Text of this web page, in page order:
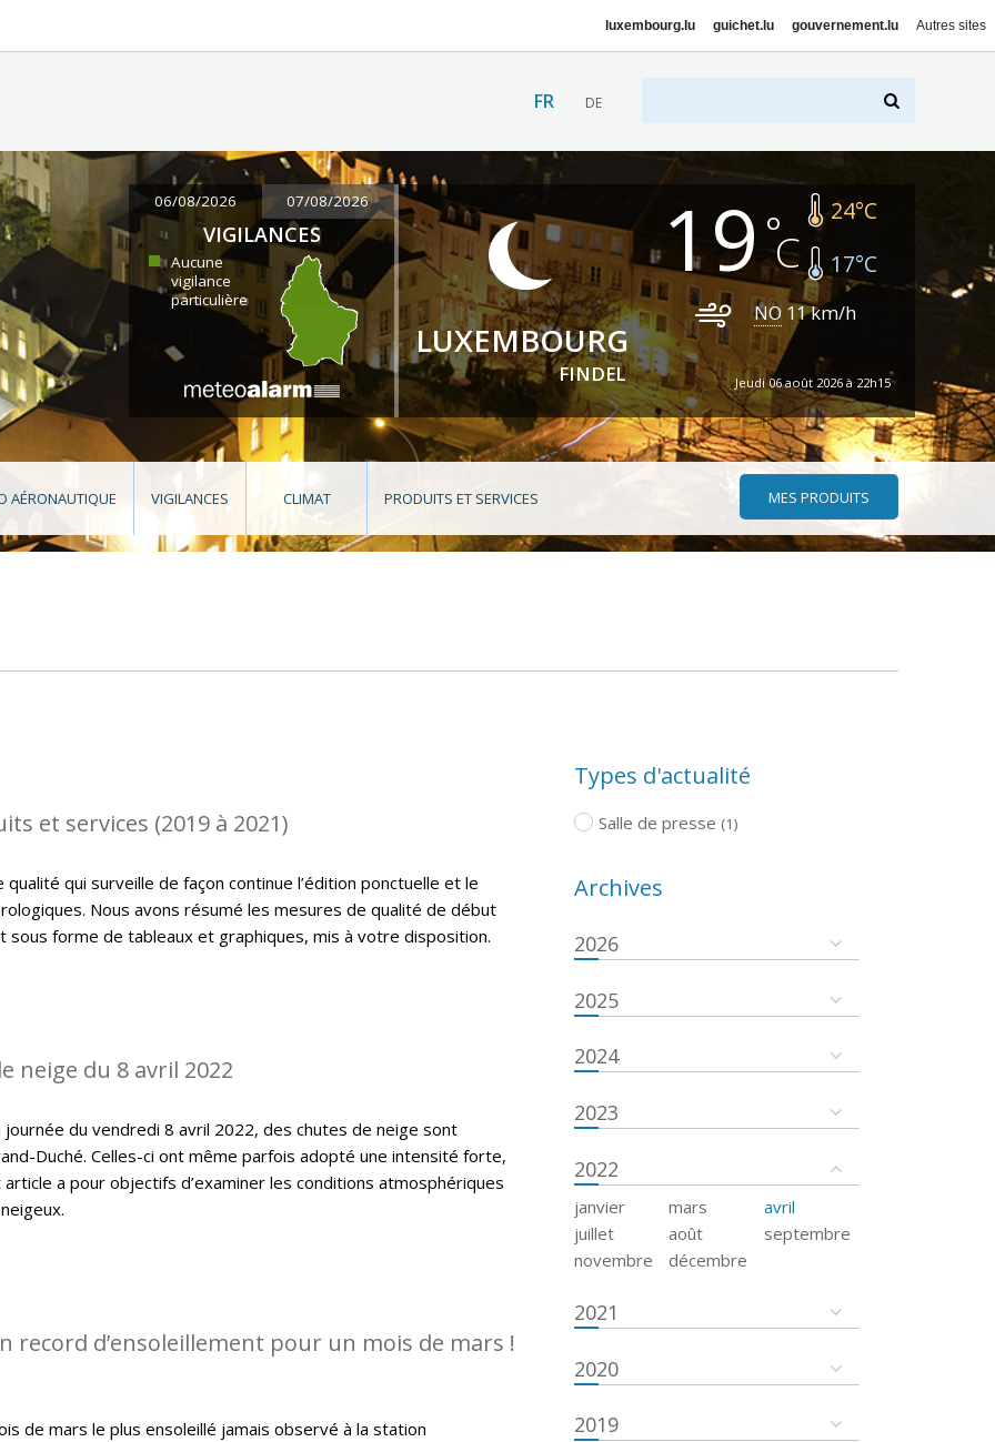
luxembourg.lu guichet.lu gouvernement.lu Autres sites
FR DE
06/08/2026 07/08/2026
VIGILANCES
Aucune
vigilance
particulière
LUXEMBOURG
FINDEL
19 24°C
17°C
NO 11km/h
Jeudi 06 août 2026 à 22h15
AÉRONAUTIQUE VIGILANCES CLIMAT PRODUITS ET SERVICES MES PRODUITS
et services (2019 à 2021)
qui surveille de façon continue l’édition ponctuelle et le
Nous avons résumé les mesures de qualité de début
sous forme de tableaux et graphiques, mis à votre disposition.
neige du 8 avril 2022
du vendredi 8 avril 2022, des chutes de neige sont
Duché. Celles-ci ont même parfois adopté une intensité forte,
a pour objectifs d’examiner les conditions atmosphériques
record d’ensoleillement pour un mois de mars !
de mars le plus ensoleillé jamais observé à la station
Types d'actualité
Salle de presse (1)
Archives
2026
2025
2024
2023
2022
janvier mars
avril
juillet
août
septembre
novembre
décembre
2021
2020
2019